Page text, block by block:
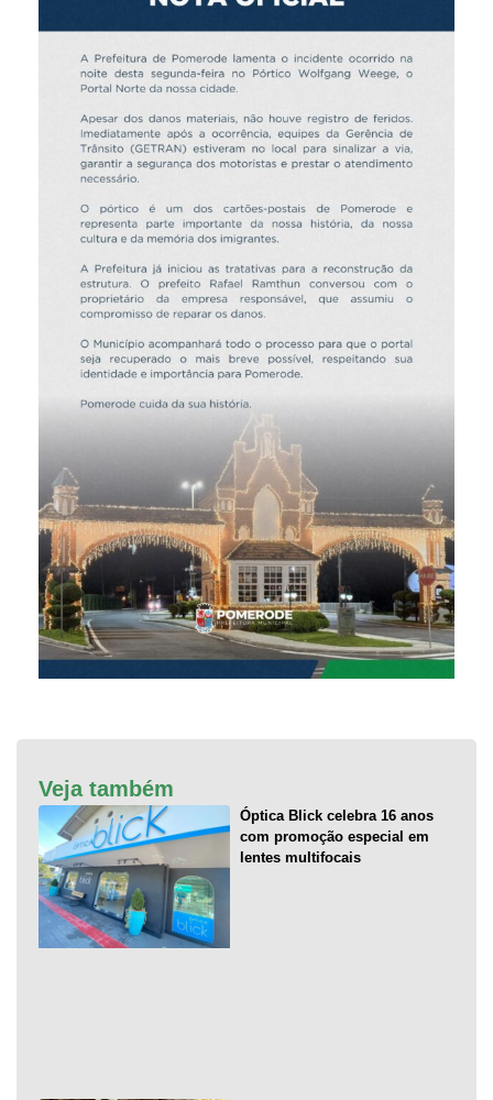
Veja também
Óptica Blick celebra 16 anos
com promoção especial em
lentes multifocais